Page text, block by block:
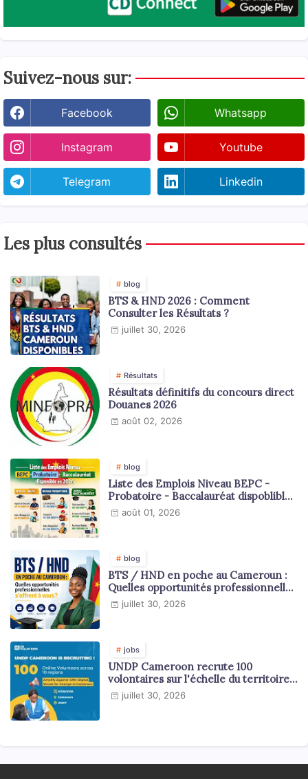
Suivez-nous sur:
Facebook Whatsapp
Instagram Youtube
Telegram Linkedin
Les plus consultés
blog
BTS & HND 2026 : Comment
Consulter les Résultats ?
juillet 30, 2026
Résultats
Résultats définitifs du concours direct
Douanes 2026
août 02, 2026
blog
Liste des Emplois Niveau BEPC -
Probatoire - Baccalauréat dispoblible
en 2026
août 01, 2026
blog
BTS / HND en poche au Cameroun :
Quelles opportunités professionnelles
s'offrent à vous ?
juillet 30, 2026
jobs
UNDP Cameroon recrute 100
volontaires sur l'échelle du territoire
national
juillet 30, 2026